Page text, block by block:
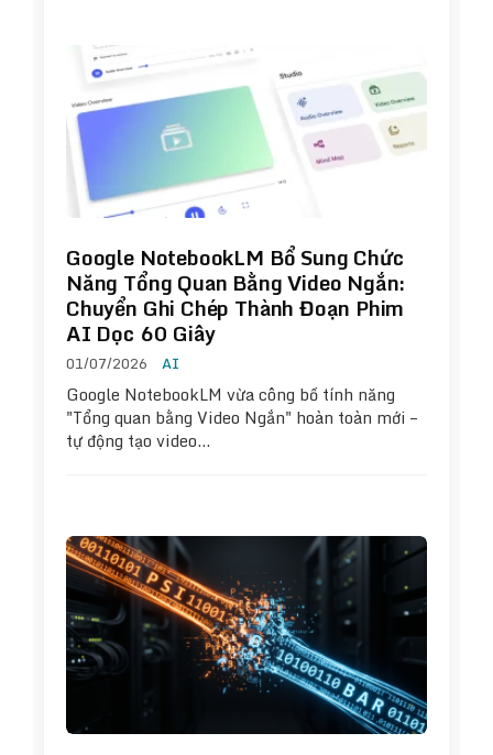
Google NotebookLM Bổ Sung Chức
Năng Tổng Quan Bằng Video Ngắn:
Chuyển Ghi Chép Thành Đoạn Phim
AI Dọc 60 Giây
01/07/2026 AI
Google NotebookLM vừa công bố tính năng
"Tổng quan bằng Video Ngắn" hoàn toàn mới –
tự động tạo video…